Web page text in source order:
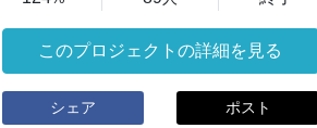
このプロジェクトの詳細を見る
シェア ポスト